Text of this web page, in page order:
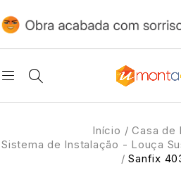
Início / Casa de
Sistema de Instalação - Louça
/ Sanfix